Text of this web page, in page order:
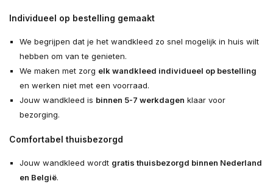
Individueel op bestelling gemaakt
We begrijpen dat je het wandkleed zo snel mogelijk in huis wilt
hebben om van te genieten.
We maken met zorg elk wandkleed individueel op bestelling
en werken niet met een voorraad.
Jouw wandkleed is binnen 5-7 werkdagen klaar voor
bezorging.
Comfortabel thuisbezorgd
Jouw wandkleed wordt gratis thuisbezorgd binnen Nederland
en België.